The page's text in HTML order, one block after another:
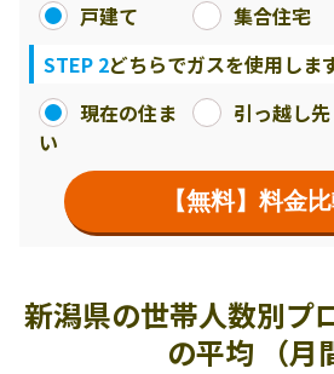
戸建て
集合住宅
STEP 2どちらでガスを使用しま
現在の住ま
い
引っ越し先
【無料】料金
新潟県の世帯人数別プ
の平均 （月